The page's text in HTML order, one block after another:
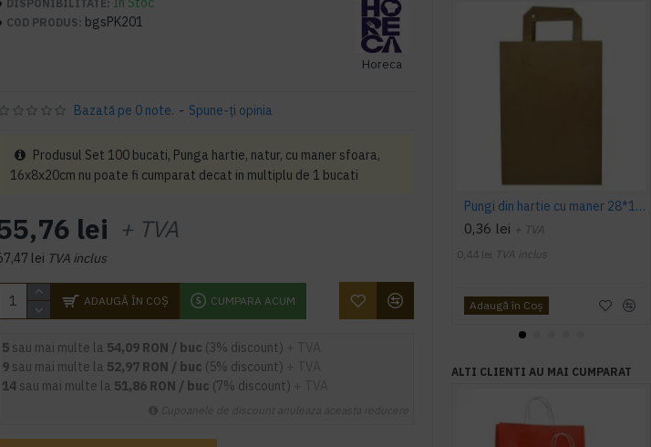
DISPONIBILITATE:
COD PRODUS: bgsPK201
Horeca
Bazată pe 0 note. - Spune-ţi opinia
lei + TVA
lei TVA inclus
ADAUGĂ ÎN COŞ CUMPARA ACUM
Produsul Set 100 bucati, Punga hartie, natur, cu maner sfoara,
16x8x20cm nu poate fi cumparat decat in multiplu de 1 bucati
5 sau mai multe la 54,09 RON / buc (3% discount)
9 sau mai multe la 52,97 RON / buc (5% discount)
14 sau mai multe la 51,86 RON / buc (7% discount)
Pungi din hartie cu maner 28*17*29 cm, 250 buc/ bax
0,36 lei + TVA
0,44 lei TVA inclus
Adaugă în Coş
ALTI CLIENTI AU MAI CUMPARAT